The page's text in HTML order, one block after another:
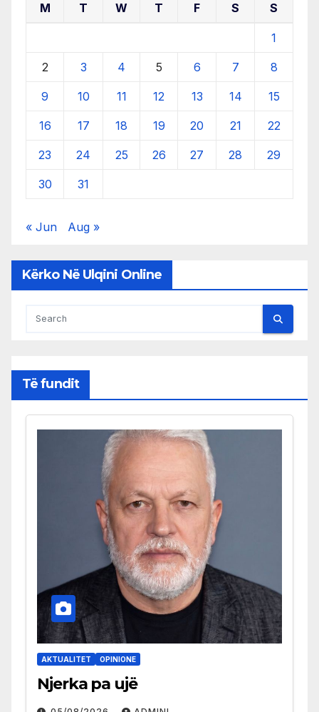
M T W T F S S
1
2 3 4 5 6 7 8
9 10 11 12 13 14 15
16 17 18 19 20 21 22
23 24 25 26 27 28 29
30 31
« Jun Aug »
Kërko Në Ulqini Online
Të fundit
AKTUALITET OPINIONE
Njerka pa ujë